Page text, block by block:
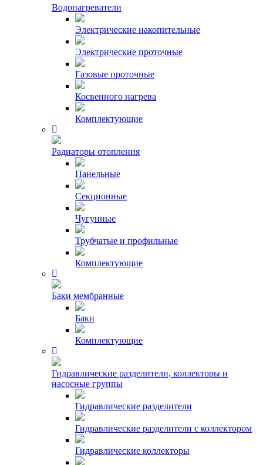
Водонагреватели
Электрические накопительные
Электрические проточные
Газовые проточные
Косвенного нагрева
Комплектующие
Радиаторы отопления
Панельные
Секционные
Чугунные
Трубчатые и профильные
Комплектующие
Баки мембранные
Баки
Комплектующие
Гидравлические разделители, коллекторы и
насосные группы
Гидравлические разделители
Гидравлические разделители с коллектором
Гидравлические коллекторы